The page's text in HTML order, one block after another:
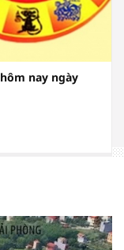
nay ngày